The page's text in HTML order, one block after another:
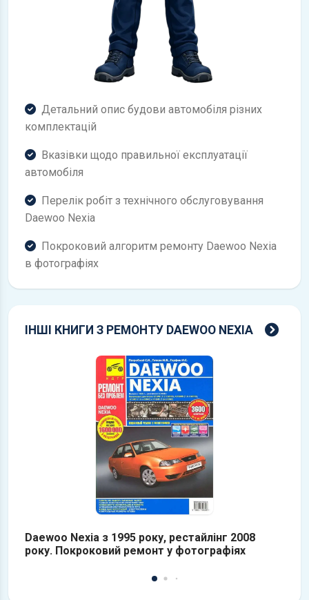
Детальний опис будови автомобіля різних
комплектацій
Вказівки щодо правильної експлуатації
автомобіля
Перелік робіт з технічного обслуговування
Daewoo Nexia
Покроковий алгоритм ремонту Daewoo Nexia
в фотографіях
ІНШІ КНИГИ З РЕМОНТУ DAEWOO NEXIA
Daewoo Nexia з 1995 року, рестайлінг 2008
року. Покроковий ремонт у фотографіях